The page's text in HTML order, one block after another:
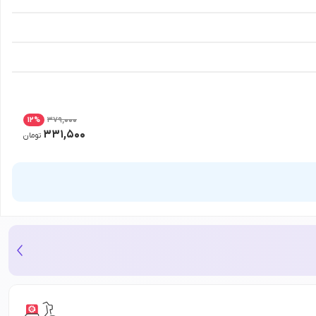
379,000
12%
331,500 تومان